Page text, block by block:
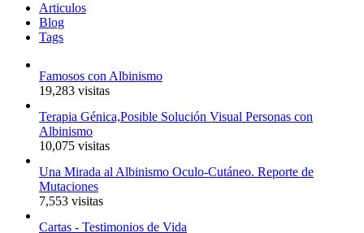
Articulos
Blog
Tags
Famosos con Albinismo
19,283 visitas
Terapia Génica,Posible Solución Visual Personas con
Albinismo
10,075 visitas
Una Mirada al Albinismo Oculo-Cutáneo. Reporte de
Mutaciones
7,553 visitas
Cartas - Testimonios de Vida